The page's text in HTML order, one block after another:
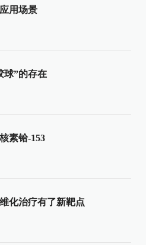
用场景
球”的存在
素铪-153
化治疗有了新靶点